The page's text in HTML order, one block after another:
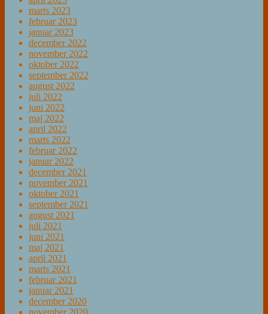
marts 2023
februar 2023
januar 2023
december 2022
november 2022
oktober 2022
september 2022
august 2022
juli 2022
juni 2022
maj 2022
april 2022
marts 2022
februar 2022
januar 2022
december 2021
november 2021
oktober 2021
september 2021
august 2021
juli 2021
juni 2021
maj 2021
april 2021
marts 2021
februar 2021
januar 2021
december 2020
november 2020